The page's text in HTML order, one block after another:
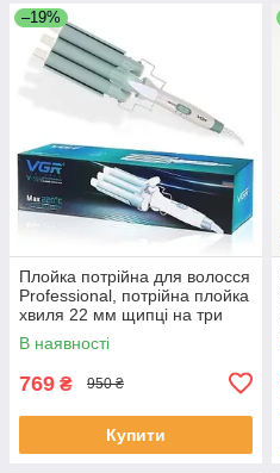
–19%
Плойка потрійна для волосся
Professional, потрійна плойка
хвиля 22 мм щипці на три
хвилі 90 Вт VGR V-595
В наявності
769 ₴ 950 ₴
Купити